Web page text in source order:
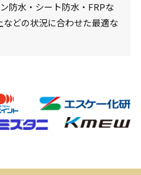
防水・シート防水・FRPな
どの状況に合わせた最適な